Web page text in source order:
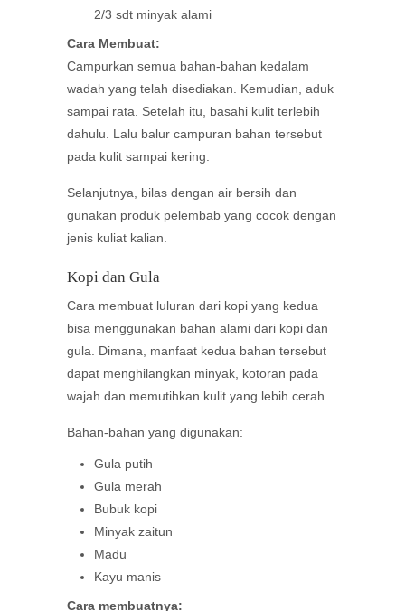
2/3 sdt minyak alami
Cara Membuat:
Campurkan semua bahan-bahan kedalam
wadah yang telah disediakan. Kemudian, aduk
sampai rata. Setelah itu, basahi kulit terlebih
dahulu. Lalu balur campuran bahan tersebut
pada kulit sampai kering.
Selanjutnya, bilas dengan air bersih dan
gunakan produk pelembab yang cocok dengan
jenis kuliat kalian.
Kopi dan Gula
Cara membuat luluran dari kopi yang kedua
bisa menggunakan bahan alami dari kopi dan
gula. Dimana, manfaat kedua bahan tersebut
dapat menghilangkan minyak, kotoran pada
wajah dan memutihkan kulit yang lebih cerah.
Bahan-bahan yang digunakan:
Gula putih
Gula merah
Bubuk kopi
Minyak zaitun
Madu
Kayu manis
Cara membuatnya: